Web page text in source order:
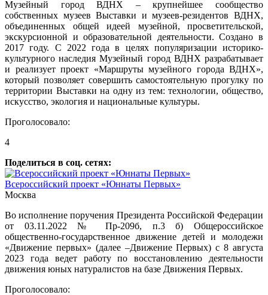
Музейный город ВДНХ – крупнейшее сообщество
собственных музеев Выставки и музеев-резидентов ВДНХ,
объединенных общей идеей музейной, просветительской,
экскурсионной и образовательной деятельности. Создано в
2017 году. С 2022 года в целях популяризации историко-
культурного наследия Музейный город ВДНХ разрабатывает
и реализует проект «Маршруты музейного города ВДНХ»,
который позволяет совершить самостоятельную прогулку по
территории Выставки на одну из тем: технологии, общество,
искусство, экология и национальные культуры.
Проголосовало:
4
Поделиться в соц. сетях:
Всероссийский проект «Юннаты Первых»
Москва
Во исполнение поручения Президента Российской Федерации
от 03.11.2022 № Пр-209б, п.3 б) Общероссийское
общественно-государственное движение детей и молодежи
«Движение первых» (далее –Движение Первых) с 8 августа
2023 года ведет работу по восстановлению деятельности
движения юных натуралистов на базе Движения Первых.
Проголосовало: